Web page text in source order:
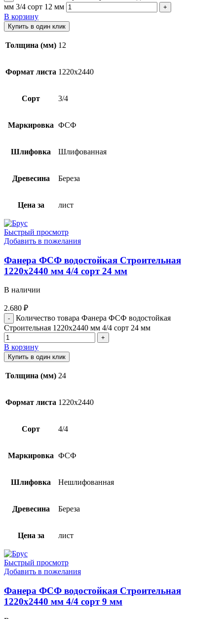
мм 3/4 сорт 12 мм
В корзину
Купить в один клик
Толщина (мм) 12
Формат листа 1220х2440
Сорт 3/4
Маркировка ФСФ
Шлифовка Шлифованная
Древесина Береза
Цена за лист
Быстрый просмотр
Добавить в пожелания
Фанера ФСФ водостойкая Строительная
1220х2440 мм 4/4 сорт 24 мм
В наличии
2.680 ₽
Количество товара Фанера ФСФ водостойкая
Строительная 1220х2440 мм 4/4 сорт 24 мм
В корзину
Купить в один клик
Толщина (мм) 24
Формат листа 1220х2440
Сорт 4/4
Маркировка ФСФ
Шлифовка Нешлифованная
Древесина Береза
Цена за лист
Быстрый просмотр
Добавить в пожелания
Фанера ФСФ водостойкая Строительная
1220х2440 мм 4/4 сорт 9 мм